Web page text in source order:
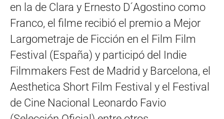
en la de Clara y Ernesto D´Agostino como
Franco, el filme recibió el premio a Mejor
Largometraje de Ficción en el Film Film
Festival (España) y participó del Indie
Filmmakers Fest de Madrid y Barcelona, el
Aesthetica Short Film Festival y el Festival
de Cine Nacional Leonardo Favio